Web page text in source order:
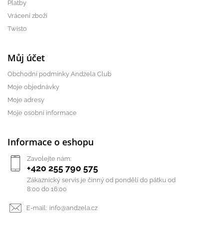
Platby
Vrácení zboží
Twisto
Můj účet
Obchodní podmínky Andżela Club
Moje objednávky
Moje adresy
Moje osobní informace
Informace o eshopu
Zavolejte nám:
+420 255 790 575
Zákaznický servis je činný od pondělí do pátku od
8:00 do 16:00
E-mail: info@andzela.cz